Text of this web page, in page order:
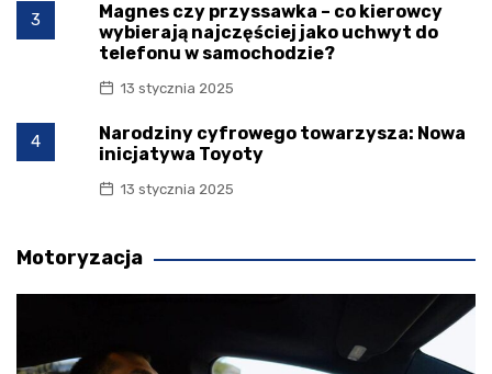
3
Magnes czy przyssawka – co kierowcy
wybierają najczęściej jako uchwyt do
telefonu w samochodzie?
13 stycznia 2025
4
Narodziny cyfrowego towarzysza: Nowa
inicjatywa Toyoty
13 stycznia 2025
Motoryzacja